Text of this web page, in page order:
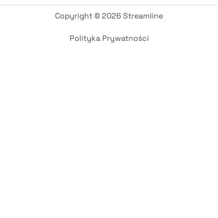
Copyright © 2026 Streamline
Polityka Prywatności